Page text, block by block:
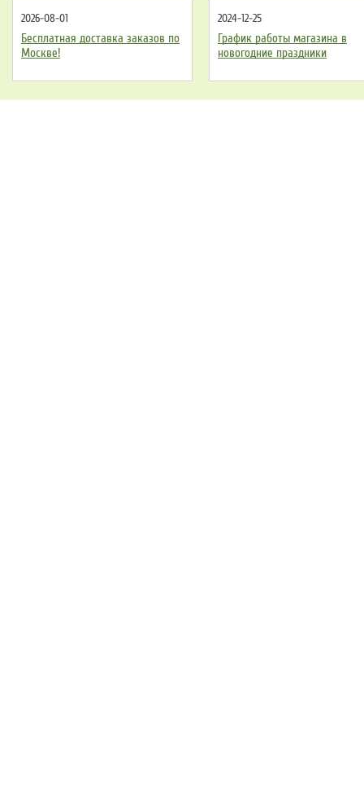
2026-08-01
Бесплатная доставка заказов по
Москве!
2024-12-25
График работы магазина в
новогодние праздники